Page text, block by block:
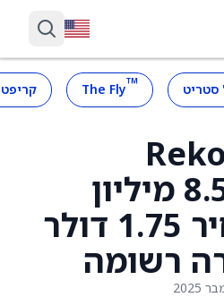
סטריט ™
The Fly
מתמחרת 8.57 מיליון
יחידות במחיר 1.75 דולר
רשומה